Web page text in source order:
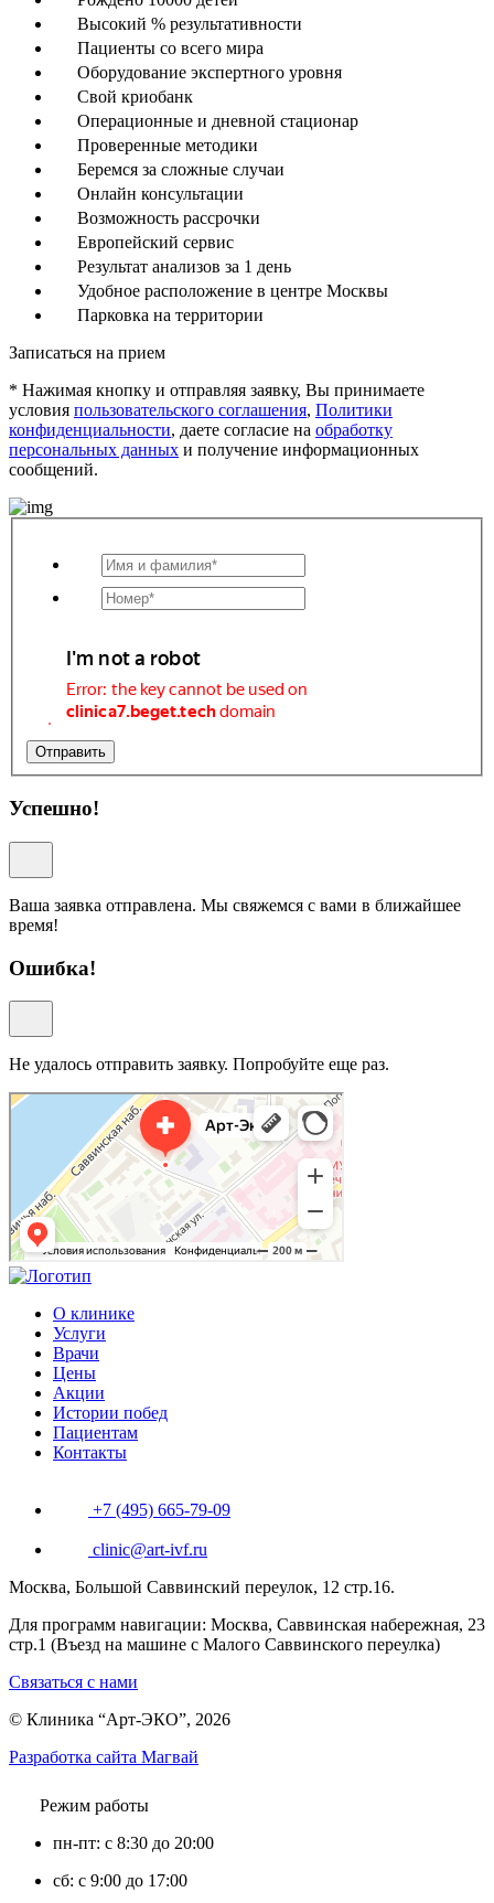
Высокий % результативности
Пациенты со всего мира
Оборудование экспертного уровня
Свой криобанк
Операционные и дневной стационар
Проверенные методики
Беремся за сложные случаи
Онлайн консультации
Возможность рассрочки
Европейский сервис
Результат анализов за 1 день
Удобное расположение в центре Москвы
Парковка на территории
Записаться на прием
* Нажимая кнопку и отправляя заявку, Вы принимаете
условия пользовательского соглашения, Политики
конфиденциальности, даете согласие на обработку
персональных данных и получение информационных
сообщений.
Отправить
Успешно!
Ваша заявка отправлена. Мы свяжемся с вами в ближайшее
время!
Ошибка!
Не удалось отправить заявку. Попробуйте еще раз.
Арт-Эко
Медцентр, клиника в Москве
Гинекологическая клиника в Москве
О клинике
Услуги
Врачи
Цены
Акции
Истории побед
Пациентам
Контакты
+7 (495) 665-79-09
clinic@art-ivf.ru
Москва, Большой Саввинский переулок, 12 стр.16.
Для программ навигации: Москва, Саввинская набережная, 23
стр.1 (Въезд на машине с Малого Саввинского переулка)
Связаться с нами
© Клиника “Арт-ЭКО”, 2026
Разработка сайта Магвай
Режим работы
пн-пт: с 8:30 до 20:00
сб: с 9:00 до 17:00